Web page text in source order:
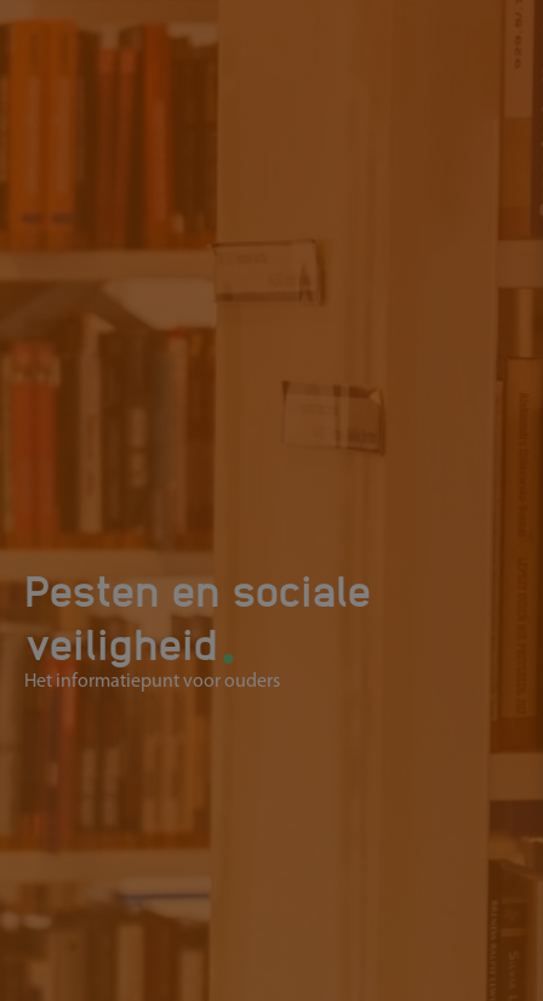
Pesten en sociale
veiligheid.
Het informatiepunt voor ouders